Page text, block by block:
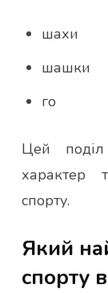
шахи
шашки
го
Цей
характер
спорту.
Який
спорту